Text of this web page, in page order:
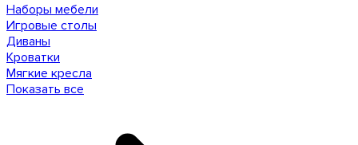
Наборы мебели
Игровые столы
Диваны
Кроватки
Мягкие кресла
Показать все